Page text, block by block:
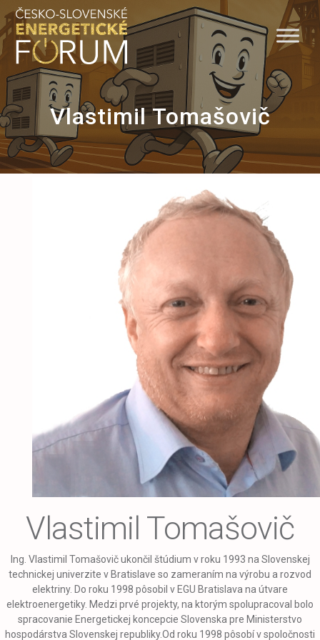
to
content
Vlastimil Tomašovič
Vlastimil Tomašovič
Ing. Vlastimil Tomašovič ukončil štúdium v roku 1993 na Slovenskej
technickej univerzite v Bratislave so zameraním na výrobu a rozvod
elektriny. Do roku 1998 pôsobil v EGU Bratislava na útvare
elektroenergetiky. Medzi prvé projekty, na ktorým spolupracoval bolo
spracovanie Energetickej koncepcie Slovenska pre Ministerstvo
hospodárstva Slovenskej republiky.Od roku 1998 pôsobí v spoločnosti